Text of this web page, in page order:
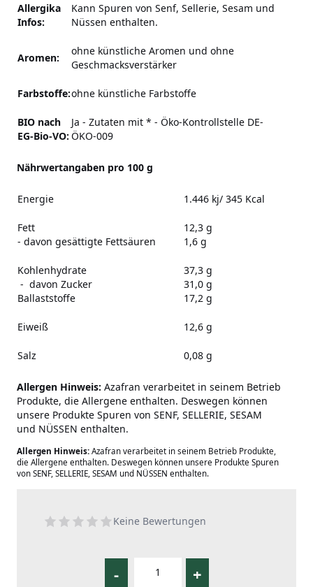
Allergika
Infos:
Kann Spuren von Senf, Sellerie, Sesam und
Nüssen enthalten.
Aromen:
ohne künstliche Aromen und ohne
Geschmacksverstärker
Farbstoffe:ohne künstliche Farbstoffe
BIO nach
EG-Bio-VO:
Ja - Zutaten mit * - Öko-Kontrollstelle DE-
ÖKO-009
Nährwertangaben pro 100 g
Energie 1.446 kj/ 345 Kcal
Fett
- davon gesättigte Fettsäuren
12,3 g
1,6 g
Kohlenhydrate
- davon Zucker
Ballaststoffe
37,3 g
31,0 g
17,2 g
Eiweiß 12,6 g
Salz 0,08 g
Allergen Hinweis: Azafran verarbeitet in seinem Betrieb
Produkte, die Allergene enthalten. Deswegen können
unsere Produkte Spuren von SENF, SELLERIE, SESAM
und NÜSSEN enthalten.
Allergen Hinweis: Azafran verarbeitet in seinem Betrieb Produkte,
die Allergene enthalten. Deswegen können unsere Produkte Spuren
von SENF, SELLERIE, SESAM und NÜSSEN enthalten.
Keine Bewertungen
- +